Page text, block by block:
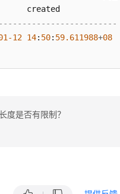
-12 14: 50: 59.611988+08
度是否有限制？